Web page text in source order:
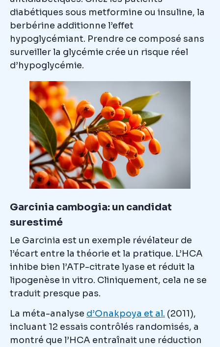
diabétiques sous metformine ou insuline, la
berbérine additionne l’effet
hypoglycémiant. Prendre ce composé sans
surveiller la glycémie crée un risque réel
d’hypoglycémie.
Garcinia cambogia: un candidat
surestimé
Le Garcinia est un exemple révélateur de
l’écart entre la théorie et la pratique. L’HCA
inhibe bien l’ATP-citrate lyase et réduit la
lipogenèse in vitro. Cliniquement, cela ne se
traduit presque pas.
La méta-analyse d’Onakpoya et al. (2011),
incluant 12 essais contrôlés randomisés, a
montré que l’HCA entraînait une réduction